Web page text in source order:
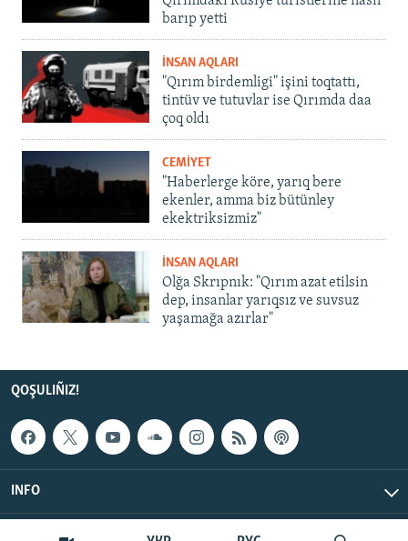
barıp yetti
İNSAN AQLARI
"Qırım birdemligi" işini toqtattı,
tintüv ve tutuvlar ise Qırımda daa
çoq oldı
CEMİYET
"Haberlerge köre, yarıq bere
ekenler, amma biz bütünley
ekektriksizmiz"
İNSAN AQLARI
Olğa Skrıpnık: "Qırım azat etilsin
dep, insanlar yarıqsız ve suvsuz
yaşamağa azırlar"
QOŞULIÑIZ!
INFO